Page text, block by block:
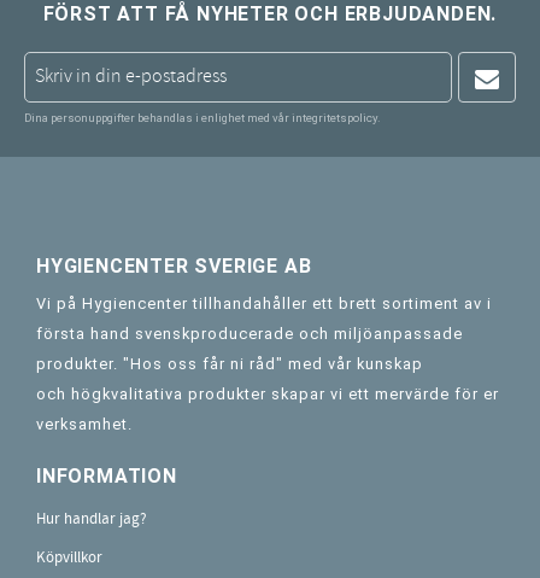
FÖRST ATT FÅ NYHETER OCH ERBJUDANDEN.
Dina personuppgifter behandlas i enlighet med vår integritetspolicy.
HYGIENCENTER SVERIGE AB
Vi på Hygiencenter tillhandahåller ett brett sortiment av i
första hand svenskproducerade och miljöanpassade
produkter. "Hos oss får ni råd" med vår kunskap
och högkvalitativa produkter skapar vi ett mervärde för er
verksamhet.
INFORMATION
Hur handlar jag?
Köpvillkor